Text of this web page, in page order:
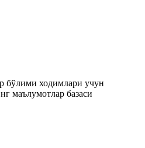
бўлими ходимлари учун
маълумотлар базаси